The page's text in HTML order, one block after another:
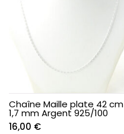
Chaîne Maille plate 42 cm
1,7 mm Argent 925/100
16,00 €